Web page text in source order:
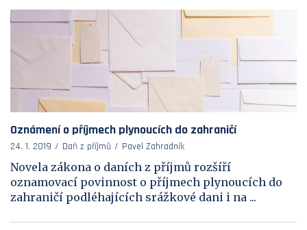
Oznámení o příjmech plynoucích do zahraničí
24. 1. 2019 Daň z příjmů Pavel Zahradník
Novela zákona o daních z příjmů rozšíří
oznamovací povinnost o příjmech plynoucích do
zahraničí podléhajících srážkové dani i na ...